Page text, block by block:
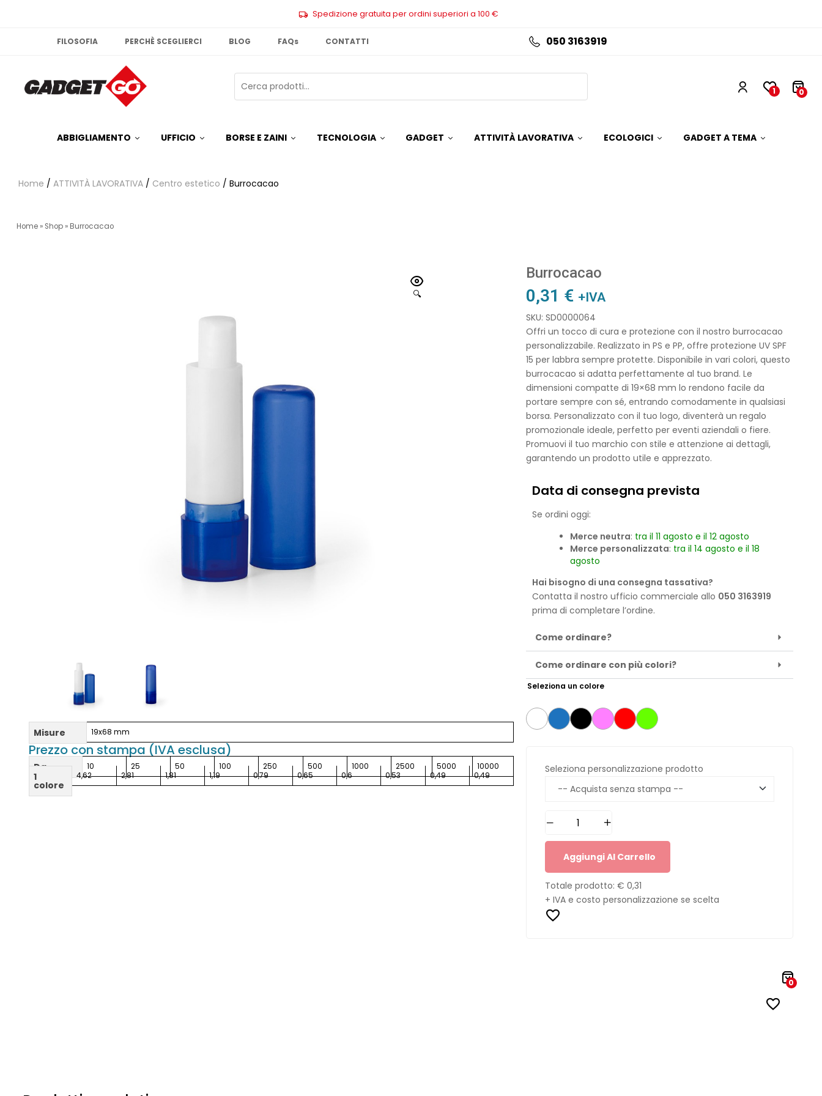
Spedizione gratuita per ordini superiori a 100 €
FILOSOFIA PERCHÈ SCEGLIERCI BLOG FAQs CONTATTI 050 3163919
1 0
ABBIGLIAMENTO UFFICIO BORSE E ZAINI TECNOLOGIA GADGET ATTIVITÀ LAVORATIVA ECOLOGICI GADGET A TEMA
Home / ATTIVITÀ LAVORATIVA / Centro estetico / Burrocacao
Home » Shop » Burrocacao
🔍
Misure 19x68 mm
Prezzo con stampa (IVA esclusa)
Da 10 25 50 100 250 500 1000 2500 5000 10000
1
colore
4,62 2,81 1,81 1,19 0,79 0,65 0,6 0,53 0,49 0,49
Burrocacao
0,31 € +IVA
SKU: SD0000064
Offri un tocco di cura e protezione con il nostro burrocacao
personalizzabile. Realizzato in PS e PP, offre protezione UV SPF
15 per labbra sempre protette. Disponibile in vari colori, questo
burrocacao si adatta perfettamente al tuo brand. Le
dimensioni compatte di 19×68 mm lo rendono facile da
portare sempre con sé, entrando comodamente in qualsiasi
borsa. Personalizzato con il tuo logo, diventerà un regalo
promozionale ideale, perfetto per eventi aziendali o fiere.
Promuovi il tuo marchio con stile e attenzione ai dettagli,
garantendo un prodotto utile e apprezzato.
Data di consegna prevista
Se ordini oggi:
Merce neutra: tra il 11 agosto e il 12 agosto
Merce personalizzata: tra il 14 agosto e il 18
agosto
Hai bisogno di una consegna tassativa?
Contatta il nostro ufficio commerciale allo 050 3163919
prima di completare l’ordine.
Come ordinare?
Come ordinare con più colori?
Seleziona un colore
Seleziona personalizzazione prodotto
Aggiungi Al Carrello
Totale prodotto: € 0,31
+ IVA e costo personalizzazione se scelta
0